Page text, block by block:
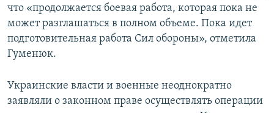
что «продолжается боевая работа, которая пока не
может разглашаться в полном объеме. Пока идет
подготовительная работа Сил обороны», отметила
Гуменюк.
Украинские власти и военные неоднократно
заявляли о законном праве осуществлять операции